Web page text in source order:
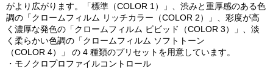
がより広がります。「標準（COLOR 1）」、渋みと重厚感のある色
調の「クロームフィルム リッチカラー（COLOR 2）」、彩度が高
く濃厚な発色の「クロームフィルム ビビッド（COLOR 3）」、淡
く柔らかい色調の「クロームフィルム ソフトトーン
（COLOR 4）」 の 4 種類のプリセットを用意しています。
・モノクロプロファイルコントロール